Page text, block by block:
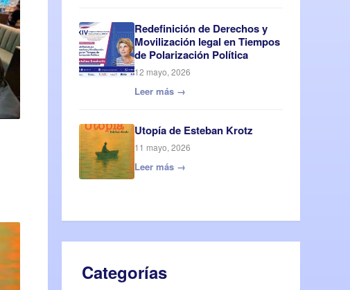
Redefinición de Derechos y
Movilización legal en Tiempos
de Polarización Política
12 mayo, 2026
Leer más →
Utopía de Esteban Krotz
11 mayo, 2026
Leer más →
Categorías